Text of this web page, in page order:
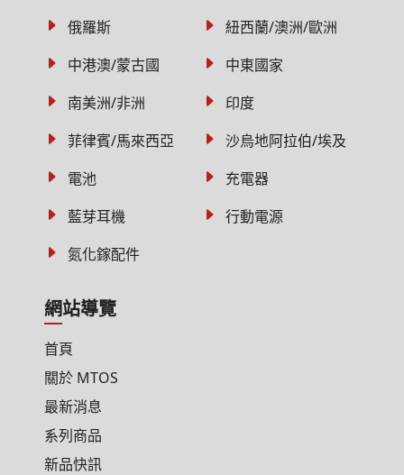
俄羅斯
紐西蘭/澳洲/歐洲
中港澳/蒙古國
中東國家
南美洲/非洲
印度
菲律賓/馬來西亞
沙烏地阿拉伯/埃及
電池
充電器
藍芽耳機
行動電源
氮化鎵配件
網站導覽
首頁
關於 MTOS
最新消息
系列商品
新品快訊